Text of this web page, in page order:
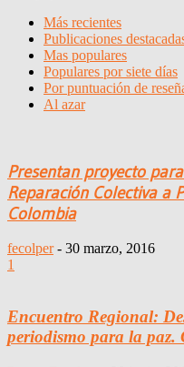
Más recientes
Publicaciones
Mas populares
Populares por siete días
Por puntuación de
Al azar
Presentan proyecto
Reparación Colectiva a
Colombia
fecolper - 30 marzo, 2016
1
Encuentro Regional:
periodismo para la paz.